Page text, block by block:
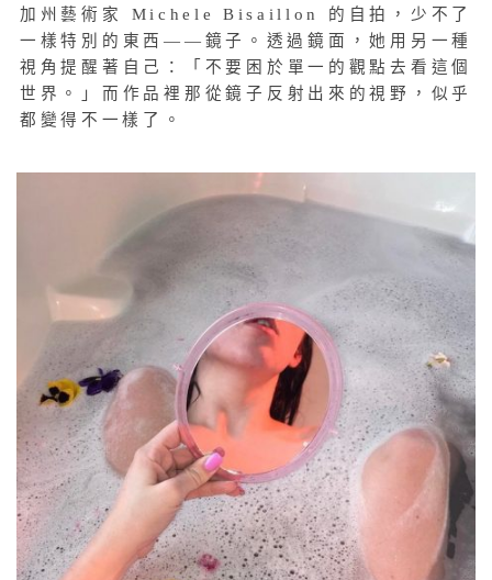
加州藝術家 Michele Bisaillon 的自拍，少不了
一樣特別的東西——鏡子。透過鏡面，她用另一種
視角提醒著自己：「不要困於單一的觀點去看這個
世界。」而作品裡那從鏡子反射出來的視野，似乎
都變得不一樣了。